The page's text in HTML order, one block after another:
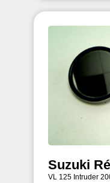
Suzuki
VL 125 Intruder